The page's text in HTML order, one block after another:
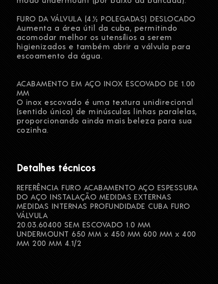
FURO DA VÁLVULA (4.½ POLEGADAS) DESLOCADO
Aumenta a área útil da cuba, permitindo
acomodar melhor os utensílios a serem
higienizados e também abrir a válvula para
escoamento da água.
ACABAMENTO EM AÇO INOX ESCOVADO DE 1.00
MM
O inox escovado é uma textura unidirecional
(sentido único) de minúsculas linhas paralelas,
proporcionando ainda mais beleza para sua
cozinha.
Detalhes técnicos
REFERÊNCIA FURO ACABAMENTO AÇO ESPESSURA
DO AÇO INSTALAÇÃO MEDIDAS EXTERNAS
MEDIDAS INTERNAS PROFUNDIDADE CUBA FURO
VÁLVULA
20.03.60400 SEM ESCOVADO 1.0 MM
UNDERMOUNT 650 MM x 450 MM 600 MM x 400
MM 200 MM 4.1/2